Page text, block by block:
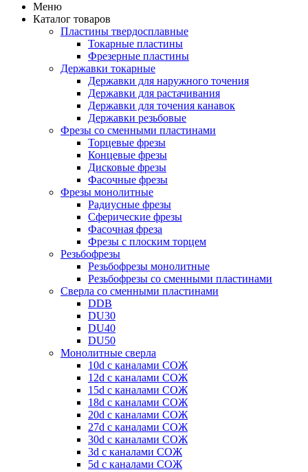
Меню
Каталог товаров
Пластины твердосплавные
Токарные пластины
Фрезерные пластины
Державки токарные
Державки для наружного точения
Державки для растачивания
Державки для точения канавок
Державки резьбовые
Фрезы со сменными пластинами
Торцевые фрезы
Концевые фрезы
Дисковые фрезы
Фасочные фрезы
Фрезы монолитные
Радиусные фрезы
Сферические фрезы
Фасочная фреза
Фрезы с плоским торцем
Резьбофрезы
Резьбофрезы монолитные
Резьбофрезы со сменными пластинами
Сверла со сменными пластинами
DDB
DU30
DU40
DU50
Монолитные сверла
10d с каналами СОЖ
12d с каналами СОЖ
15d с каналами СОЖ
18d с каналами СОЖ
20d с каналами СОЖ
27d с каналами СОЖ
30d с каналами СОЖ
3d с каналами СОЖ
5d с каналами СОЖ